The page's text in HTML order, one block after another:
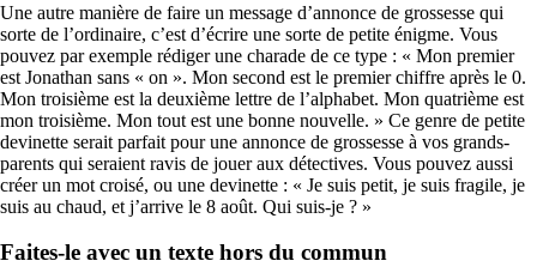
Une autre manière de faire un message d’annonce de grossesse qui
sorte de l’ordinaire, c’est d’écrire une sorte de petite énigme. Vous
pouvez par exemple rédiger une charade de ce type : « Mon premier
est Jonathan sans « on ». Mon second est le premier chiffre après le 0.
Mon troisième est la deuxième lettre de l’alphabet. Mon quatrième est
mon troisième. Mon tout est une bonne nouvelle. » Ce genre de petite
devinette serait parfait pour une annonce de grossesse à vos grands-
parents qui seraient ravis de jouer aux détectives. Vous pouvez aussi
créer un mot croisé, ou une devinette : « Je suis petit, je suis fragile, je
suis au chaud, et j’arrive le 8 août. Qui suis-je ? »
Faites-le avec un texte hors du commun